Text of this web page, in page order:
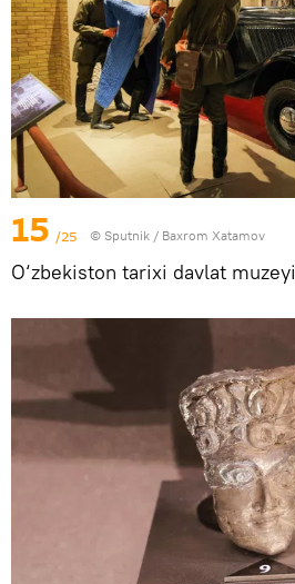
15 /25 © Sputnik / Baxrom Xatamov
O‘zbekiston tarixi davlat muzeyi